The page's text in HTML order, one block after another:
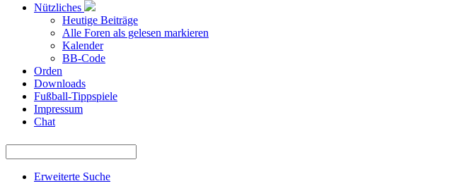
Nützliches
Heutige Beiträge
Alle Foren als gelesen markieren
Kalender
BB-Code
Orden
Downloads
Fußball-Tippspiele
Impressum
Chat
Erweiterte Suche